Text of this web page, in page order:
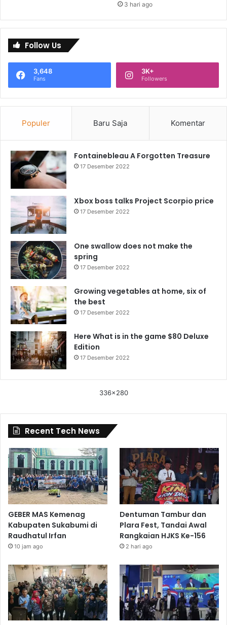
3 hari ago
Follow Us
3,648
Fans
3K+
Followers
Populer Baru Saja Komentar
Fontainebleau A Forgotten Treasure
17 Desember 2022
Xbox boss talks Project Scorpio price
17 Desember 2022
One swallow does not make the
spring
17 Desember 2022
Growing vegetables at home, six of
the best
17 Desember 2022
Here What is in the game $80 Deluxe
Edition
17 Desember 2022
336x280
Recent Tech News
GEBER MAS Kemenag
Kabupaten Sukabumi di
Raudhatul Irfan
10 jam ago
Dentuman Tambur dan
Plara Fest, Tandai Awal
Rangkaian HJKS Ke-156
2 hari ago